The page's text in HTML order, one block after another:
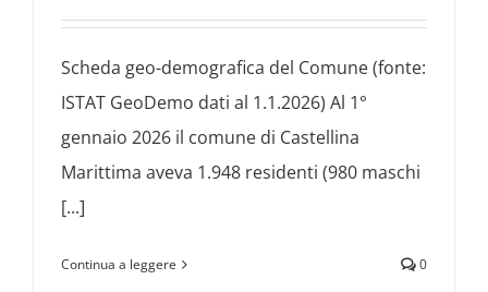
Scheda geo-demografica del Comune (fonte:
ISTAT GeoDemo dati al 1.1.2026) Al 1°
gennaio 2026 il comune di Castellina
Marittima aveva 1.948 residenti (980 maschi
[...]
Continua a leggere 0